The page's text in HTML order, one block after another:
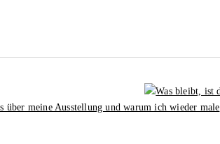
über meine Ausstellung und warum ich wieder male